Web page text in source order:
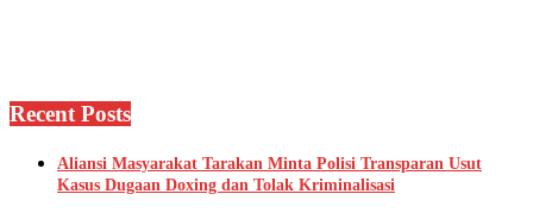
Recent Posts
Aliansi Masyarakat Tarakan Minta Polisi Transparan Usut
Kasus Dugaan Doxing dan Tolak Kriminalisasi